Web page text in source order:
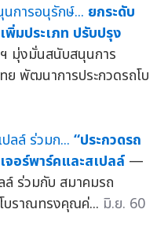
ยกระดับ
พิ่มประเภท ปรับปรุง
มุ่งมั่นสนับสนุนการ
ย พัฒนาการประกวดรถโบ
“ประกวดรถ
จอร์พาร์คและสเปลล์ —
ล์ ร่วมกับ สมาคมรถ
บราณทรงคุณค่... มิ.ย. 60